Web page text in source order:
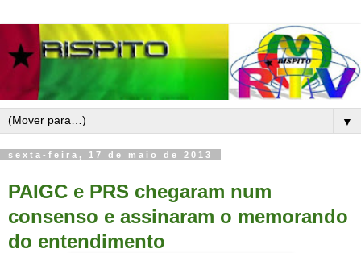
▼
sexta-feira, 17 de maio de 2013
PAIGC e PRS chegaram num
consenso e assinaram o memorando
do entendimento